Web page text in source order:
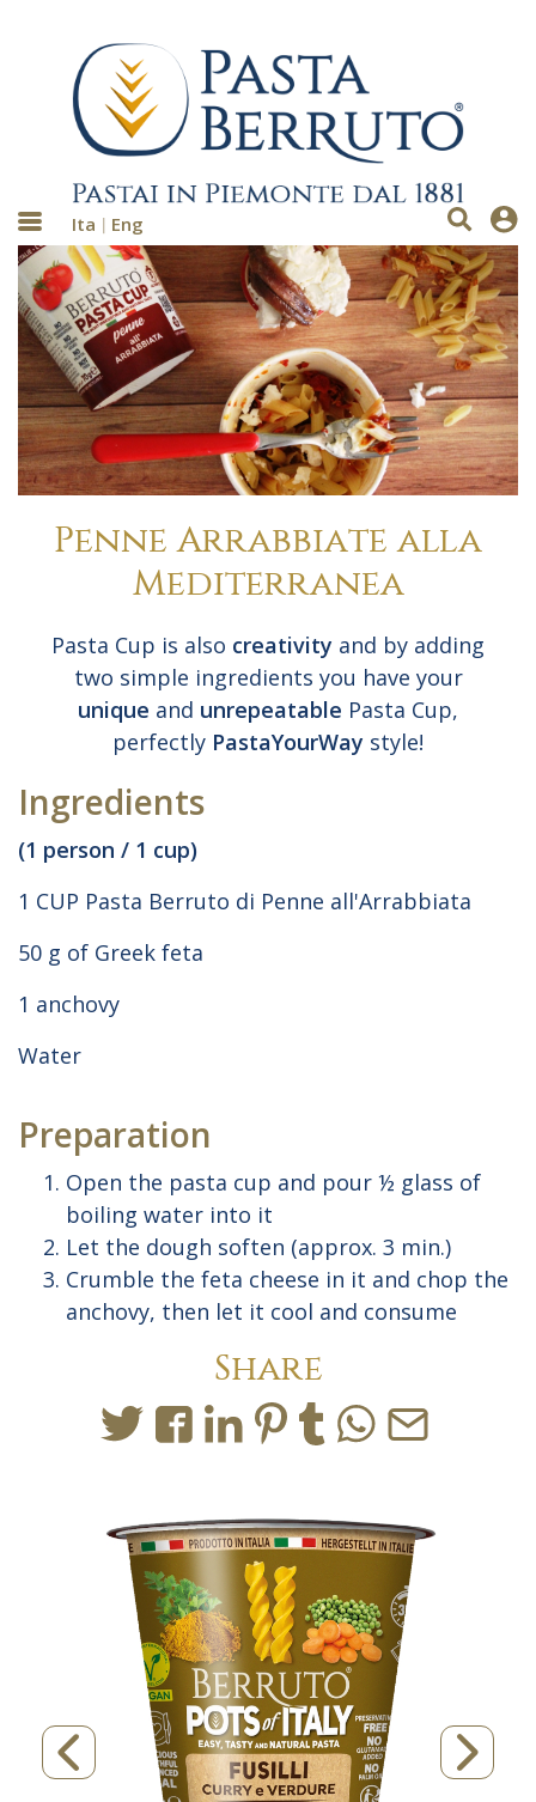
Ita Eng
Penne Arrabbiate alla
Mediterranea
Pasta Cup is also creativity and by adding
two simple ingredients you have your
unique and unrepeatable Pasta Cup,
perfectly PastaYourWay style!
Ingredients
(1 person / 1 cup)
1 CUP Pasta Berruto di Penne all'Arrabbiata
50 g of Greek feta
1 anchovy
Water
Preparation
Open the pasta cup and pour ½ glass of
boiling water into it
Let the dough soften (approx. 3 min.)
Crumble the feta cheese in it and chop the
anchovy, then let it cool and consume
Share